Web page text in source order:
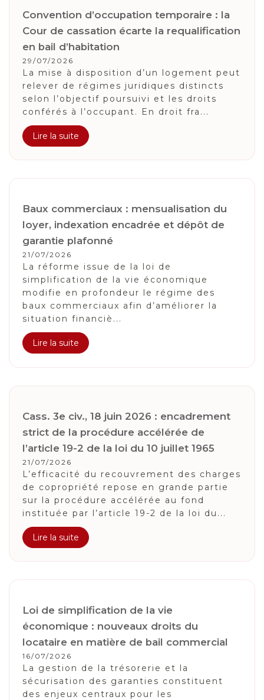
Convention d’occupation temporaire : la
Cour de cassation écarte la requalification
en bail d’habitation
29/07/2026
La mise à disposition d’un logement peut
relever de régimes juridiques distincts
selon l’objectif poursuivi et les droits
conférés à l’occupant. En droit fra...
Lire la suite
Baux commerciaux : mensualisation du
loyer, indexation encadrée et dépôt de
garantie plafonné
21/07/2026
La réforme issue de la loi de
simplification de la vie économique
modifie en profondeur le régime des
baux commerciaux afin d’améliorer la
situation financiè...
Lire la suite
Cass. 3e civ., 18 juin 2026 : encadrement
strict de la procédure accélérée de
l’article 19-2 de la loi du 10 juillet 1965
21/07/2026
L’efficacité du recouvrement des charges
de copropriété repose en grande partie
sur la procédure accélérée au fond
instituée par l’article 19-2 de la loi du...
Lire la suite
Loi de simplification de la vie
économique : nouveaux droits du
locataire en matière de bail commercial
16/07/2026
La gestion de la trésorerie et la
sécurisation des garanties constituent
des enjeux centraux pour les